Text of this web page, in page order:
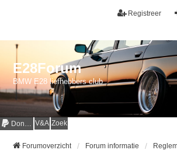
Registreer
E28Forum
BMW E28 liefhebbers club
Donaties V&A Zoek
Forumoverzicht Forum informatie